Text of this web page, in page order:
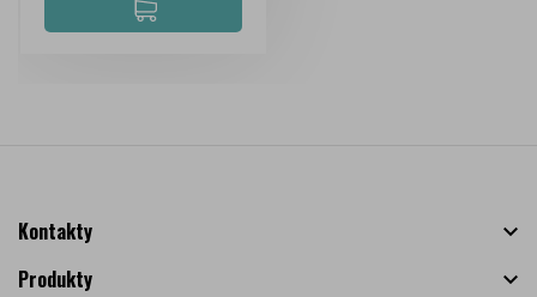
Kontakty

Produkty
